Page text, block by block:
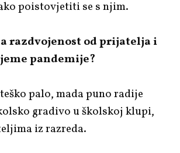
poistovjetiti se s njim.
razdvojenost od prijatelja i
pandemije?
palo, mada puno radije
gradivo u školskoj klupi,
iz razreda.